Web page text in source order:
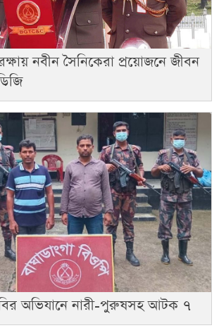
নবীন সৈনিকেরা প্রয়োজনে জীবন
অভিযানে নারী-পুরুষসহ আটক ৭